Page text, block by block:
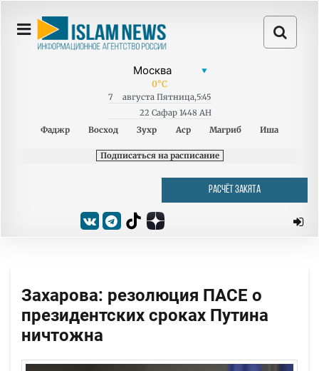
0°C
7 августа Пятница,5:45
22 Сафар 1448 AH
Фаджр
Восход Зухр Аср Магриб Иша
Подписаться на расписание
РАСЧЁТ ЗАКЯТА
Захарова: резолюция ПАСЕ о
президентских сроках Путина
ничтожна